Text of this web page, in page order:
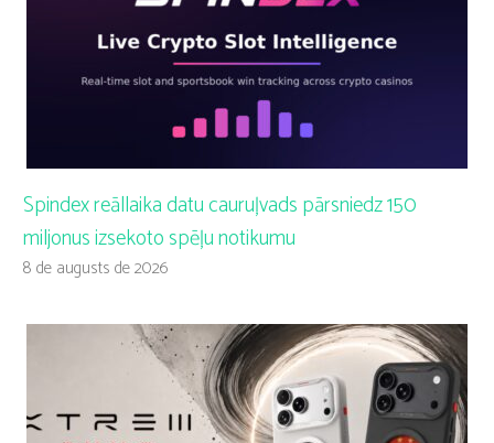
Spindex reāllaika datu cauruļvads pārsniedz 150
miljonus izsekoto spēļu notikumu
8 de augusts de 2026